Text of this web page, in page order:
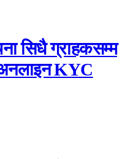
सिधै ग्राहकसम्म
अनलाइन KYC